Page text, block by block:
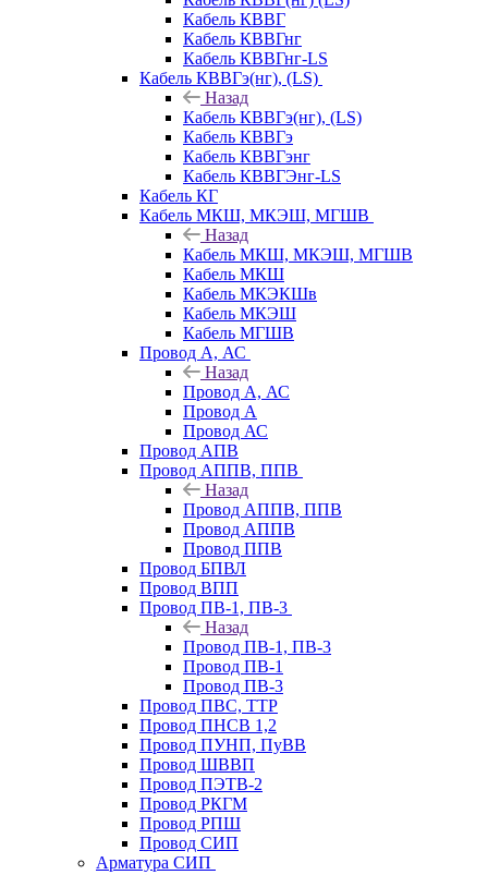
Кабель КВВГ
Кабель КВВГнг
Кабель КВВГнг-LS
Кабель КВВГэ(нг), (LS)
Назад
Кабель КВВГэ(нг), (LS)
Кабель КВВГэ
Кабель КВВГэнг
Кабель КВВГЭнг-LS
Кабель КГ
Кабель МКШ, МКЭШ, МГШВ
Назад
Кабель МКШ, МКЭШ, МГШВ
Кабель МКШ
Кабель МКЭКШв
Кабель МКЭШ
Кабель МГШВ
Провод А, АС
Назад
Провод А, АС
Провод А
Провод АС
Провод АПВ
Провод АППВ, ППВ
Назад
Провод АППВ, ППВ
Провод АППВ
Провод ППВ
Провод БПВЛ
Провод ВПП
Провод ПВ-1, ПВ-3
Назад
Провод ПВ-1, ПВ-3
Провод ПВ-1
Провод ПВ-3
Провод ПВС, ТТР
Провод ПНСВ 1,2
Провод ПУНП, ПуВВ
Провод ШВВП
Провод ПЭТВ-2
Провод РКГМ
Провод РПШ
Провод СИП
Арматура СИП